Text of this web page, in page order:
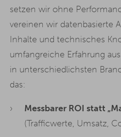
setzen wir ohne
vereinen wir datenbasierte
Inhalte und technisches
umfangreiche Erfahrung
in unterschiedlichsten
das:
Messbarer ROI statt
(Trafficwerte, Umsatz,